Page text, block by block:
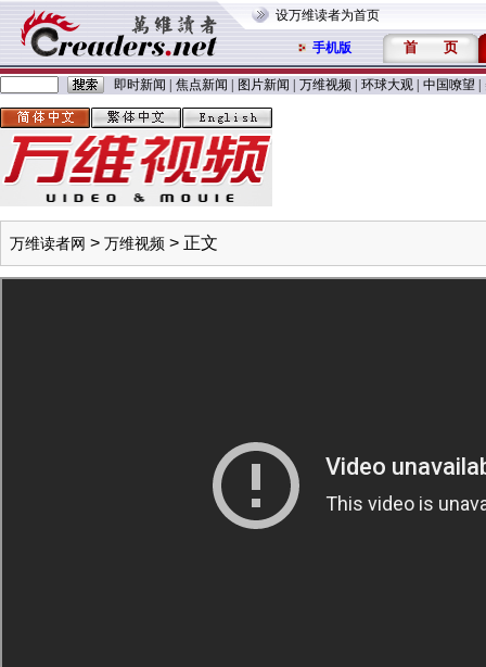
设万维读者为首页
手机版 首 页
即时新闻 焦点新闻 图片新闻 万维视频 环球大观 中国嘹望
万维读者网 > 万维视频 > 正文